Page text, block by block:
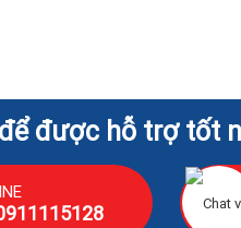
được hỗ trợ tốt